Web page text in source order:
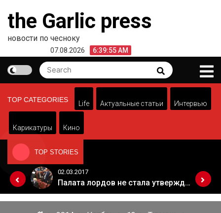
content
the Garlic press
новости по чесноку
07.08.2026 6:39:55 AM
Search
for:
Search
TOP CATEGORIES
Life Актуальные статьи Интервью
Карикатуры Кино
TOP STORIES
Когда Россия разрешит полеты в Грузию. Позиция Кремля
02.03.2017
Палата лордов не стала утверждать законопроект о "брексите"